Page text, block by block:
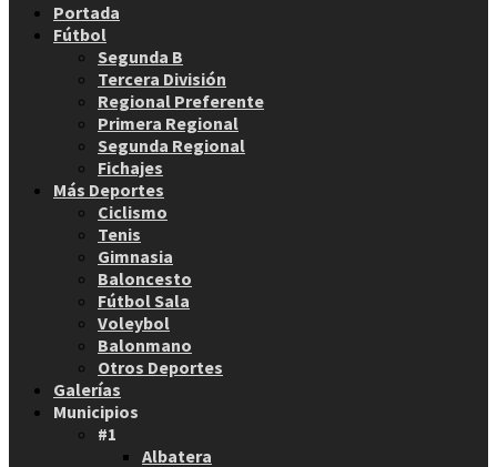
Portada
Fútbol
Segunda B
Tercera División
Regional Preferente
Primera Regional
Segunda Regional
Fichajes
Más Deportes
Ciclismo
Tenis
Gimnasia
Baloncesto
Fútbol Sala
Voleybol
Balonmano
Otros Deportes
Galerías
Municipios
#1
Albatera